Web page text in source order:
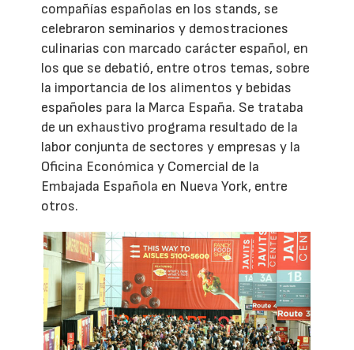
compañías españolas en los stands, se
celebraron seminarios y demostraciones
culinarias con marcado carácter español, en
los que se debatió, entre otros temas, sobre
la importancia de los alimentos y bebidas
españoles para la Marca España. Se trataba
de un exhaustivo programa resultado de la
labor conjunta de sectores y empresas y la
Oficina Económica y Comercial de la
Embajada Española en Nueva York, entre
otros.